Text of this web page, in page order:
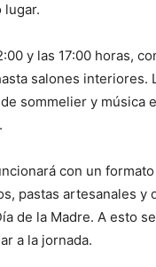
lugar.
y las 17:00 horas,
salones interiores.
sommelier y música
con un
pastas artesanales
de la Madre. A esto
a la jornada.